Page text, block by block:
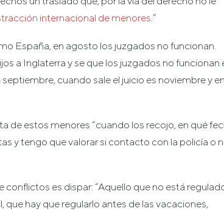
internacional de menores.”
España, en agosto los juzgados no funcionan.
a Inglaterra y se que los juzgados no funcionan
cuando sale el juicio es noviembre y en
de estos menores “cuando los recojo, en qué
y tengo que valorar si contacto con la policía o
es dispar: “Aquello que no está
hay que regularlo antes de las vacaciones,